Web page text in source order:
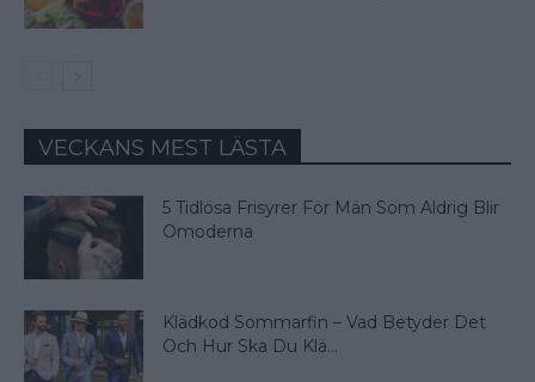
VECKANS MEST LÄSTA
5 Tidlösa Frisyrer För Män Som Aldrig Blir
Omoderna
Klädkod Sommarfin – Vad Betyder Det
Och Hur Ska Du Klä...